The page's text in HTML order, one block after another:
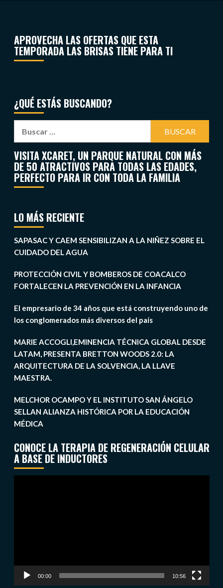
APROVECHA LAS OFERTAS QUE ESTA
TEMPORADA LAS BRISAS TIENE PARA TI
¿QUÉ ESTÁS BUSCANDO?
VISITA XCARET, UN PARQUE NATURAL CON MÁS
DE 50 ATRACTIVOS PARA TODAS LAS EDADES,
PERFECTO PARA IR CON TODA LA FAMILIA
LO MÁS RECIENTE
SAPASAC Y CAEM SENSIBILIZAN A LA NIÑEZ SOBRE EL
CUIDADO DEL AGUA
PROTECCIÓN CIVIL Y BOMBEROS DE COACALCO
FORTALECEN LA PREVENCIÓN EN LA INFANCIA
El empresario de 34 años que está construyendo uno de
los conglomerados más diversos del país
MARIE ACCOGLI,EMINENCIA TÉCNICA GLOBAL DESDE
LATAM, PRESENTA BRETTON WOODS 2.0: LA
ARQUITECTURA DE LA SOLVENCIA, LA LLAVE
MAESTRA.
MELCHOR OCAMPO Y EL INSTITUTO SAN ÁNGELO
SELLAN ALIANZA HISTÓRICA POR LA EDUCACIÓN
MÉDICA
CONOCE LA TERAPIA DE REGENERACIÓN CELULAR
A BASE DE INDUCTORES
00:00 10:56